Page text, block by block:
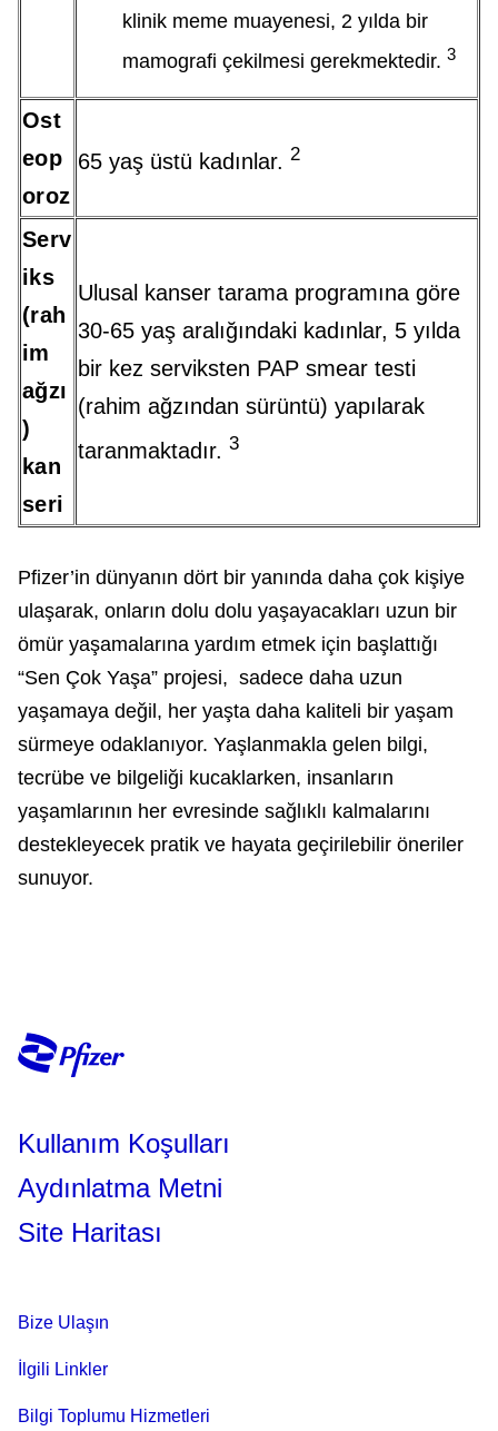
klinik meme muayenesi, 2 yılda bir
mamografi çekilmesi gerekmektedir. 3
Ost
eop
oroz
65 yaş üstü kadınlar. 2
Serv
iks
(rah
im
ağzı
)
kan
seri
Ulusal kanser tarama programına göre
30-65 yaş aralığındaki kadınlar, 5 yılda
bir kez serviksten PAP smear testi
(rahim ağzından sürüntü) yapılarak
taranmaktadır. 3
Pfizer’in dünyanın dört bir yanında daha çok kişiye
ulaşarak, onların dolu dolu yaşayacakları uzun bir
ömür yaşamalarına yardım etmek için başlattığı
“Sen Çok Yaşa” projesi, sadece daha uzun
yaşamaya değil, her yaşta daha kaliteli bir yaşam
sürmeye odaklanıyor. Yaşlanmakla gelen bilgi,
tecrübe ve bilgeliği kucaklarken, insanların
yaşamlarının her evresinde sağlıklı kalmalarını
destekleyecek pratik ve hayata geçirilebilir öneriler
sunuyor.
Kullanım Koşulları
Aydınlatma Metni
Site Haritası
Bize Ulaşın
İlgili Linkler
Bilgi Toplumu Hizmetleri